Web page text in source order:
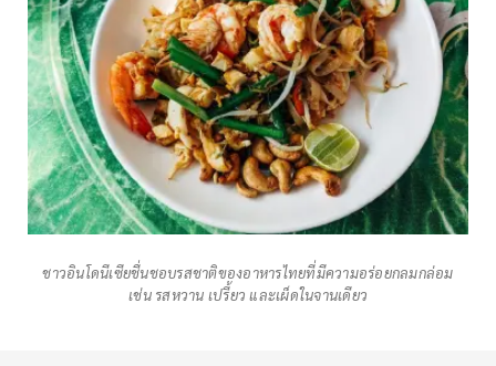
ชาวอินโดนีเซียชื่นชอบรสชาติของอาหารไทยที่มีความอร่อยกลมกล่อม
เช่น รสหวาน เปรี้ยว และเผ็ดในจานเดียว